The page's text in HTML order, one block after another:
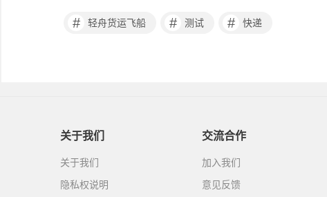
# 轻舟货运飞船 # 测试 # 快递
关于我们
关于我们
隐私权说明
交流合作
加入我们
意见反馈